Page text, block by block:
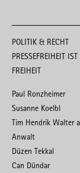
POLITIK & RECHT
PRESSEFREIHEIT
FREIHEIT
Paul Ronzheimer
Susanne Koelbl
Tim Hendrik Walter
Anwalt
Düzen Tekkal
Can Dündar